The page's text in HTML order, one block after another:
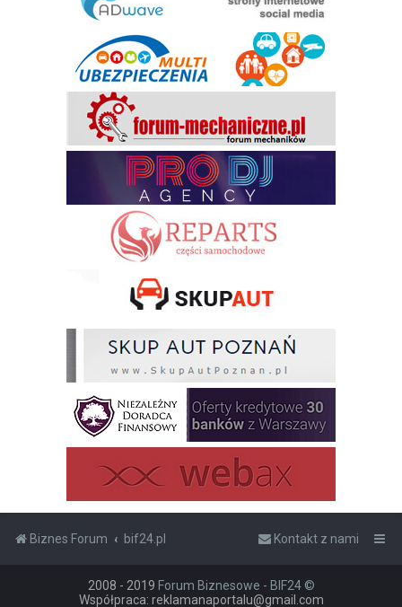
Biznes Forum bif24.pl Kontakt z nami
2008 - 2019 Forum Biznesowe - BIF24 ©
Współpraca: reklamanaportalu@gmail.com